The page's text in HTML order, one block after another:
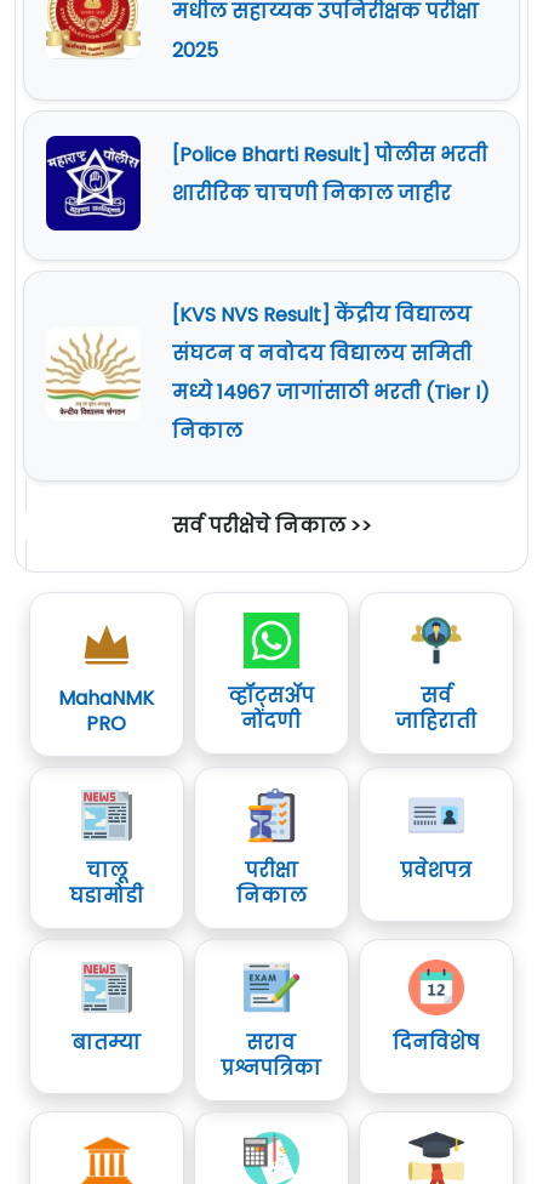
मधील सहाय्यक उपनिरीक्षक परीक्षा
2025
[Police Bharti Result] पोलीस भरती
शारीरिक चाचणी निकाल जाहीर
[KVS NVS Result] केंद्रीय विद्यालय
संघटन व नवोदय विद्यालय समिती
मध्ये 14967 जागांसाठी भरती (Tier I)
निकाल
सर्व परीक्षेचे निकाल >>
MahaNMK
PRO
व्हॉट्सॲप
नोंदणी
सर्व
जाहिराती
चालू
घडामोडी
परीक्षा
निकाल
प्रवेशपत्र
बातम्या
सराव
प्रश्नपत्रिका
दिनविशेष